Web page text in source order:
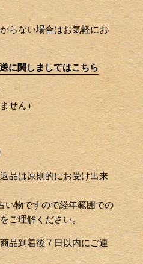
らない場合はお気軽にお
に関しましてはこちら
せん）
品は原則的にお受け出来
い物ですので経年範囲での
ご理解ください。
品到着後７日以内にご連